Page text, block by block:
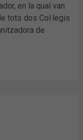
en la qual van
tots dos Col·legis
de